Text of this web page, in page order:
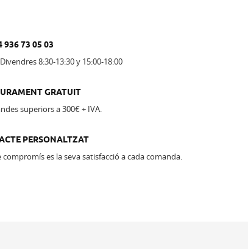
936 73 05 03
8:30-13:30 y 15:00-18:00
GRATUIT
superiors a 300€ + IVA.
PERSONALTZAT
compromís es la seva satisfacció a cada comanda.